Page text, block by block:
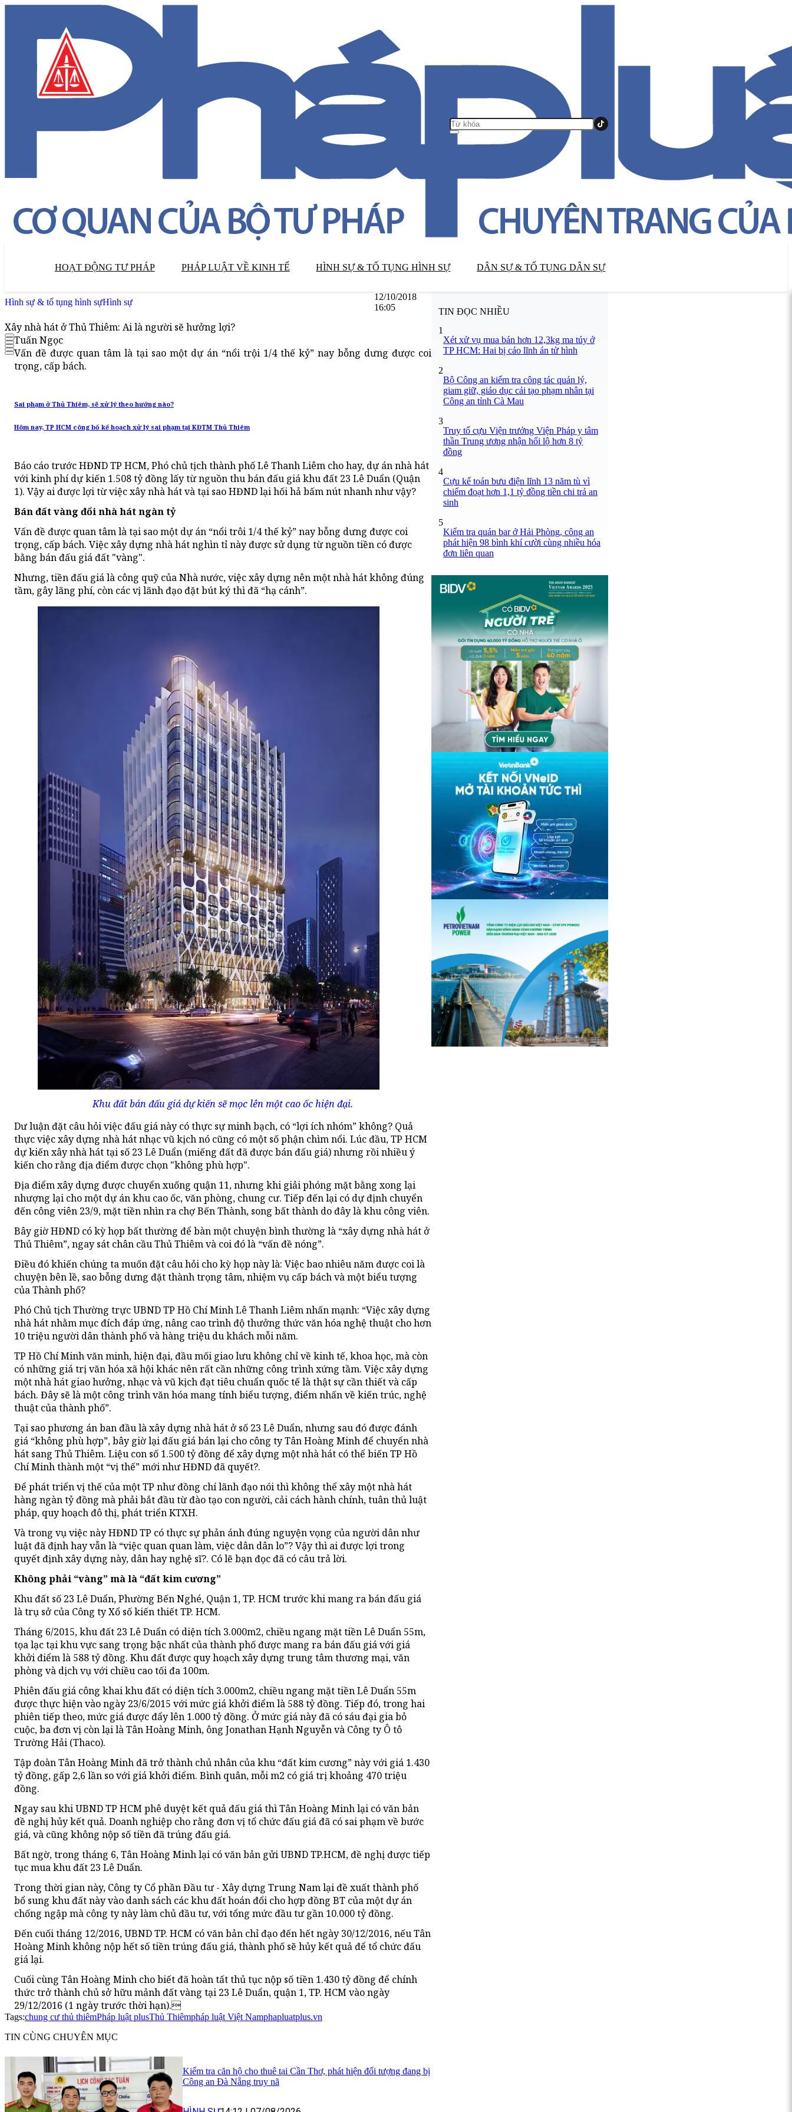
HOẠT ĐỘNG TƯ PHÁP PHÁP LUẬT VỀ KINH TẾ HÌNH SỰ & TỐ TỤNG HÌNH SỰ DÂN SỰ & TỐ TỤNG DÂN SỰ
Hình sự & tố tụng hình sựHình sự
12/10/2018
16:05
Xây nhà hát ở Thủ Thiêm: Ai là người sẽ hưởng lợi?
Tuấn Ngọc
Vấn đề được quan tâm là tại sao một dự án “nổi trội 1/4 thế kỷ” nay bỗng dưng được coi
trọng, cấp bách.
Sai phạm ở Thủ Thiêm, sẽ xử lý theo hướng nào?
Hôm nay, TP HCM công bố kế hoạch xử lý sai phạm tại KĐTM Thủ Thiêm
Báo cáo trước HĐND TP HCM, Phó chủ tịch thành phố Lê Thanh Liêm cho hay, dự án nhà hát
với kinh phí dự kiến 1.508 tỷ đồng lấy từ nguồn thu bán đấu giá khu đất 23 Lê Duẩn (Quận
1). Vậy ai được lợi từ việc xây nhà hát và tại sao HĐND lại hối hả bấm nút nhanh như vậy?
Bán đất vàng đổi nhà hátngàn tỷ
Vấn đề được quan tâm là tại sao một dự án “nổi trôi 1/4 thế kỷ” nay bỗng dưng được coi
trọng, cấp bách. Việc xây dựng nhà hát nghìn tỉ này được sử dụng từ nguồn tiền có được
bằng bán đấu giá đất "vàng".
Nhưng, tiền đấu giá là công quỹ của Nhà nước, việc xây dựng nên một nhà hát không đúng
tầm, gây lãng phí, còn các vị lãnh đạo đặt bút ký thì đã “hạ cánh”.
Khu đất bán đấu giá dự kiến sẽ mọc lên một cao ốc hiện đại.
Dư luận đặt câu hỏi việc đấu giá này có thực sự minh bạch, có “lợi ích nhóm” không? Quả
thực việc xây dựng nhà hát nhạc vũ kịch nó cũng có một số phận chìm nổi. Lúc đầu, TP HCM
dự kiến xây nhà hát tại số 23 Lê Duẩn (miếng đất đã được bán đấu giá) nhưng rồi nhiều ý
kiến cho rằng địa điểm được chọn "không phù hợp".
Địa điểm xây dựng được chuyển xuống quận 11, nhưng khi giải phóng mặt bằng xong lại
nhượng lại cho một dự án khu cao ốc, văn phòng, chung cư. Tiếp đến lại có dự định chuyển
đến công viên 23/9, mặt tiền nhìn ra chợ Bến Thành, song bất thành do đây là khu công viên.
Bây giờ HĐND có kỳ họp bất thường để bàn một chuyện bình thường là “xây dựng nhà hát ở
Thủ Thiêm”, ngay sát chân cầu Thủ Thiêm và coi đó là “vấn đề nóng”.
Điều đó khiến chúng ta muốn đặt câu hỏi cho kỳ họp này là: Việc bao nhiêu năm được coi là
chuyện bên lề, sao bỗng dưng đặt thành trọng tâm, nhiệm vụ cấp bách và một biểu tượng
của Thành phố?
Phó Chủ tịch Thường trực UBND TP Hồ Chí Minh Lê Thanh Liêm nhấn mạnh: “Việc xây dựng
nhà hát nhằm mục đích đáp ứng, nâng cao trình độ thưởng thức văn hóa nghệ thuật cho hơn
10 triệu người dân thành phố và hàng triệu du khách mỗi năm.
TP Hồ Chí Minh văn minh, hiện đại, đầu mối giao lưu không chỉ về kinh tế, khoa học, mà còn
có những giá trị văn hóa xã hội khác nên rất cần những công trình xứng tầm. Việc xây dựng
một nhà hát giao hưởng, nhạc và vũ kịch đạt tiêu chuẩn quốc tế là thật sự cần thiết và cấp
bách. Đây sẽ là một công trình văn hóa mang tính biểu tượng, điểm nhấn về kiến trúc, nghệ
thuật của thành phố”.
Tại sao phương án ban đầu là xây dựng nhà hát ở số 23 Lê Duẩn, nhưng sau đó được đánh
giá “không phù hợp”, bây giờ lại đấu giá bán lại cho công ty Tân Hoàng Minh để chuyển nhà
hát sang Thủ Thiêm. Liệu con số 1.500 tỷ đồng để xây dựng một nhà hát có thể biến TP Hồ
Chí Minh thành một “vị thế” mới như HĐND đã quyết?.
Để phát triển vị thế của một TP như đồng chí lãnh đạo nói thì không thể xây một nhà hát
hàng ngàn tỷ đồng mà phải bắt đầu từ đào tạo con người, cải cách hành chính, tuân thủ luật
pháp, quy hoạch đô thị, phát triển KTXH.
Và trong vụ việc này HĐND TP có thực sự phản ánh đúng nguyện vọng của người dân như
luật đã định hay vẫn là “việc quan quan làm, việc dân dân lo”? Vậy thì ai được lợi trong
quyết định xây dựng này, dân hay nghệ sĩ?. Có lẽ bạn đọc đã có câu trả lời.
Không phải “vàng” mà là “đất kim cương”
Khu đất số 23 Lê Duẩn, Phường Bến Nghé, Quận 1, TP. HCM trước khi mang ra bán đấu giá
là trụ sở của Công ty Xổ số kiến thiết TP. HCM.
Tháng 6/2015, khu đất 23 Lê Duẩn có diện tích 3.000m2, chiều ngang mặt tiền Lê Duẩn 55m,
tọa lạc tại khu vực sang trọng bậc nhất của thành phố được mang ra bán đấu giá với giá
khởi điểm là 588 tỷ đồng. Khu đất được quy hoạch xây dựng trung tâm thương mại, văn
phòng và dịch vụ với chiều cao tối đa 100m.
Phiên đấu giá công khai khu đất có diện tích 3.000m2, chiều ngang mặt tiền Lê Duẩn 55m
được thực hiện vào ngày 23/6/2015 với mức giá khởi điểm là 588 tỷ đồng. Tiếp đó, trong hai
phiên tiếp theo, mức giá được đẩy lên 1.000 tỷ đồng. Ở mức giá này đã có sáu đại gia bỏ
cuộc, ba đơn vị còn lại là Tân Hoàng Minh, ông Jonathan Hạnh Nguyễn và Công ty Ô tô
Trường Hải (Thaco).
Tập đoàn Tân Hoàng Minh đã trở thành chủ nhân của khu “đất kim cương” này với giá 1.430
tỷ đồng, gấp 2,6 lần so với giá khởi điểm. Bình quân, mỗi m2 có giá trị khoảng 470 triệu
đồng.
Ngay sau khi UBND TP HCM phê duyệt kết quả đấu giá thì Tân Hoàng Minh lại có văn bản
đề nghị hủy kết quả. Doanh nghiệp cho rằng đơn vị tổ chức đấu giá đã có sai phạm về bước
giá, và cũng không nộp số tiền đã trúng đấu giá.
Bất ngờ, trong tháng 6, Tân Hoàng Minh lại có văn bản gửi UBND TP.HCM, đề nghị được tiếp
tục mua khu đất 23 Lê Duẩn.
Trong thời gian này, Công ty Cổ phần Đầu tư - Xây dựng Trung Nam lại đề xuất thành phố
bổ sung khu đất này vào danh sách các khu đất hoán đổi cho hợp đồng BT của một dự án
chống ngập mà công ty này làm chủ đầu tư, với tổng mức đầu tư gần 10.000 tỷ đồng.
Đến cuối tháng 12/2016, UBND TP. HCM có văn bản chỉ đạo đến hết ngày 30/12/2016, nếu Tân
Hoàng Minh không nộp hết số tiền trúng đấu giá, thành phố sẽ hủy kết quả để tổ chức đấu
giá lại.
Cuối cùng Tân Hoàng Minh cho biết đã hoàn tất thủ tục nộp số tiền 1.430 tỷ đồng để chính
thức trở thành chủ sở hữu mảnh đất vàng tại 23 Lê Duẩn, quận 1, TP. HCM vào ngày
29/12/2016 (1 ngày trước thời hạn).
Tags:chung cư thủ thiêmPháp luật plusThủ Thiêmpháp luật Việt Namphapluatplus.vn
TIN CÙNG CHUYÊN MỤC
Kiểm tra căn hộ cho thuê tại Cần Thơ, phát hiện đối tượng đang bị
Công an Đà Nẵng truy nã
TIN ĐỌC NHIỀU
1
Xét xử vụ mua bán hơn 12,3kg ma túy ở
TP HCM: Hai bị cáo lĩnh án tử hình
2
Bộ Công an kiểm tra công tác quản lý,
giam giữ, giáo dục cải tạo phạm nhân tại
Công an tỉnh Cà Mau
3
Truy tố cựu Viện trưởng Viện Pháp y tâm
thần Trung ương nhận hối lộ hơn 8 tỷ
đồng
4
Cựu kế toán bưu điện lĩnh 13 năm tù vì
chiếm đoạt hơn 1,1 tỷ đồng tiền chi trả an
sinh
5
Kiểm tra quán bar ở Hải Phòng, công an
phát hiện 98 bình khí cười cùng nhiều hóa
đơn liên quan